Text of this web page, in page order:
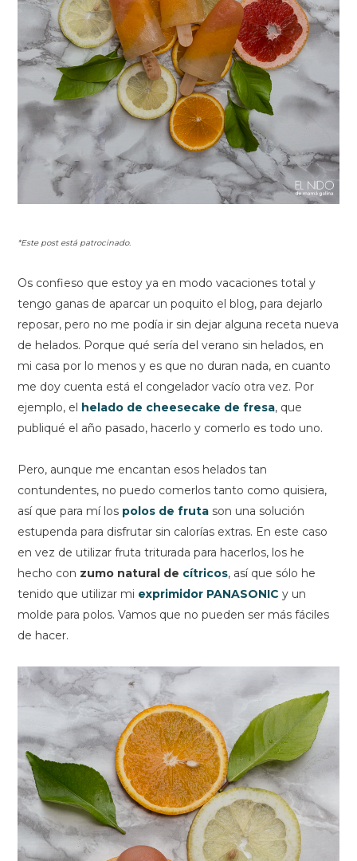
*Este post está patrocinado.
Os confieso que estoy ya en modo vacaciones total y
tengo ganas de aparcar un poquito el blog, para dejarlo
reposar, pero no me podía ir sin dejar alguna receta nueva
de helados. Porque qué sería del verano sin helados, en
mi casa por lo menos y es que no duran nada, en cuanto
me doy cuenta está el congelador vacío otra vez. Por
ejemplo, el helado de cheesecake de fresa, que
publiqué el año pasado, hacerlo y comerlo es todo uno.
Pero, aunque me encantan esos helados tan
contundentes, no puedo comerlos tanto como quisiera,
así que para mí los polos de fruta son una solución
estupenda para disfrutar sin calorías extras. En este caso
en vez de utilizar fruta triturada para hacerlos, los he
hecho con zumo natural de cítricos, así que sólo he
tenido que utilizar mi exprimidor PANASONIC y un
molde para polos. Vamos que no pueden ser más fáciles
de hacer.